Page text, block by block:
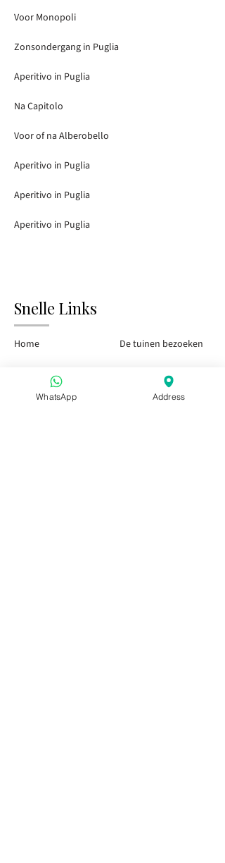
Voor Monopoli
Zonsondergang in Puglia
Aperitivo in Puglia
Na Capitolo
Voor of na Alberobello
Aperitivo in Puglia
Aperitivo in Puglia
Aperitivo in Puglia
Snelle Links
Home
Tasting Bar
Kinderen & Gezin
De tuinen bezoeken
Privé-evenementen
WhatsApp Address